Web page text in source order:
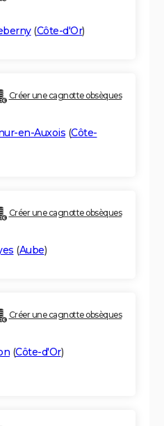
(Côte-d'Or)
Créer une cagnotte obsèques
en-Auxois (Côte-
Créer une cagnotte obsèques
(Aube)
Créer une cagnotte obsèques
(Côte-d'Or)